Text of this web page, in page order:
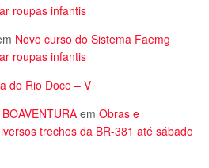
roupas infantis
Novo curso do Sistema Faemg
roupas infantis
do Rio Doce – V
em Obras e
trechos da BR-381 até sábado